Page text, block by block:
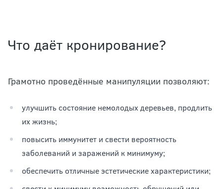
Что даёт кронирование?
Грамотно проведённые манипуляции позволяют:
улучшить состояние немолодых деревьев, продлить
их жизнь;
повысить иммунитет и свести вероятность
заболеваний и заражений к минимуму;
обеспечить отличные эстетические характеристики;